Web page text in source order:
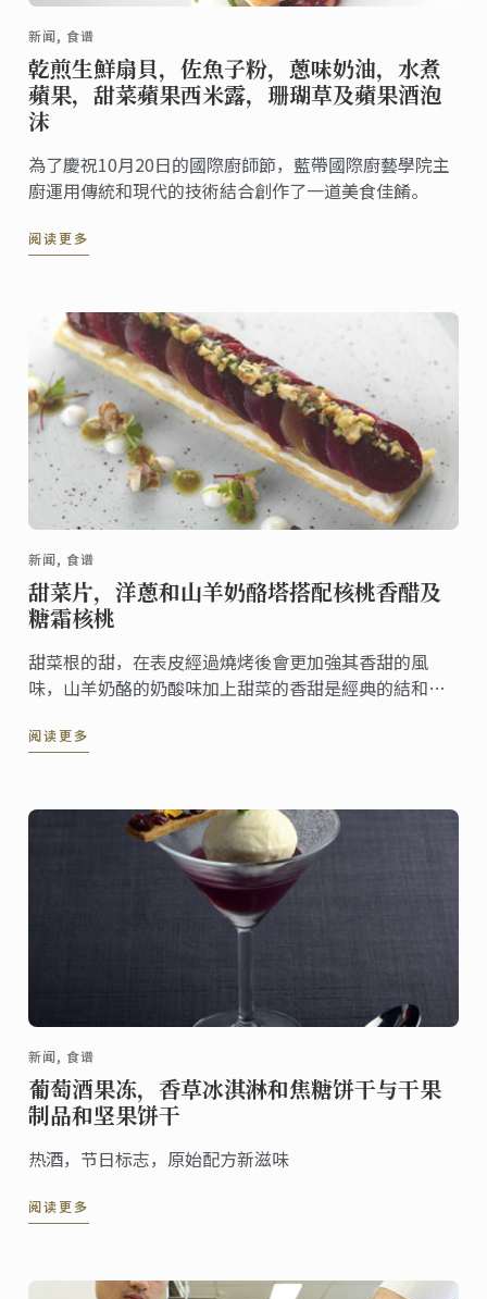
新闻, 食谱
乾煎生鮮扇貝，佐魚子粉，蔥味奶油，水煮
蘋果，甜菜蘋果西米露，珊瑚草及蘋果酒泡
沫
為了慶祝10月20日的國際廚師節，藍帶國際廚藝學院主
廚運用傳統和現代的技術結合創作了一道美食佳餚。
阅读更多
新闻, 食谱
甜菜片，洋蔥和山羊奶酪塔搭配核桃香醋及
糖霜核桃
甜菜根的甜，在表皮經過燒烤後會更加強其香甜的風
味，山羊奶酪的奶酸味加上甜菜的香甜是經典的結和。
地。
阅读更多
新闻, 食谱
葡萄酒果冻，香草冰淇淋和焦糖饼干与干果
制品和坚果饼干
热酒，节日标志，原始配方新滋味
阅读更多